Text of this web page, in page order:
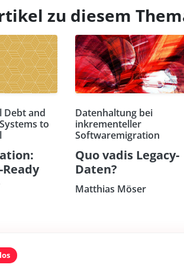
zu diesem
Debt and
to
Datenhaltung bei
inkrementeller
Softwaremigration
Quo vadis Legacy-
Daten?
Matthias Möser